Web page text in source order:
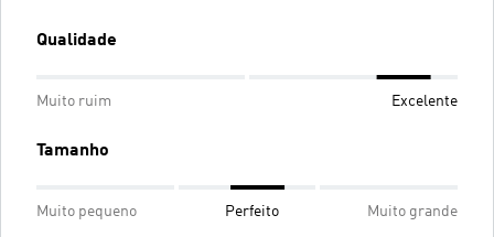
Qualidade
Muito ruim Excelente
Tamanho
Muito pequeno Perfeito Muito grande